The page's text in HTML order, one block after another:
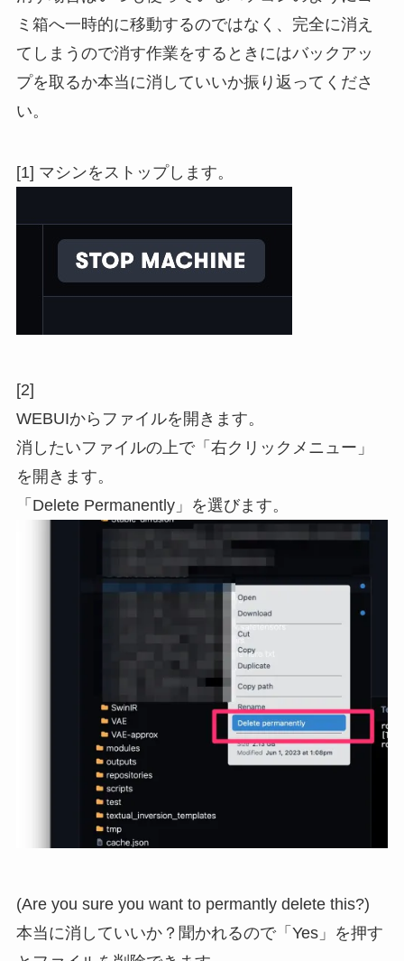
ミ箱へ一時的に移動するのではなく、完全に消え
てしまうので消す作業をするときにはバックアッ
プを取るか本当に消していいか振り返ってくださ
い。
[1] マシンをストップします。
[2]
WEBUIからファイルを開きます。
消したいファイルの上で「右クリックメニュー」
を開きます。
「Delete Permanently」を選びます。
(Are you sure you want to permantly delete this?)
本当に消していいか？聞かれるので「Yes」を押す